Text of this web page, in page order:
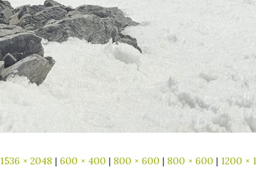
1536 × 2048 | 600 × 400 | 800 × 600 | 800 × 600 | 1200 ×